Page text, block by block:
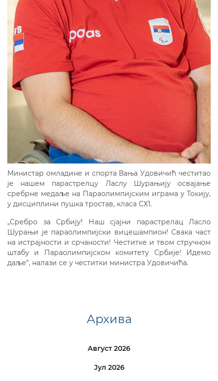
Министар омладине и спорта Вања Удовичић честитао
је нашем парастрелцу Ласлу Шурањију освајање
сребрне медаље на Параолимпијским играма у Токију,
у дисциплини пушка тростав, класа СХ1.
„Сребро за Србију! Наш сјајни парастрелац Ласло
Шурањи је параолимпијски вицешампион! Свака част
на истрајности и срчаности! Честитке и твом стручном
штабу и Параолимпијском комитету Србије! Идемо
даље”, налази се у честитки министра Удовичића.
Архива
Август 2026
Јул 2026